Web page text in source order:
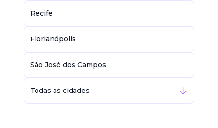
Recife
Florianópolis
São José dos Campos
Todas as cidades